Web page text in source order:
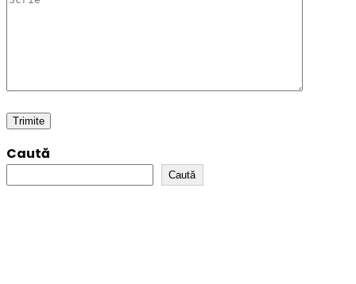
Caută
Caută